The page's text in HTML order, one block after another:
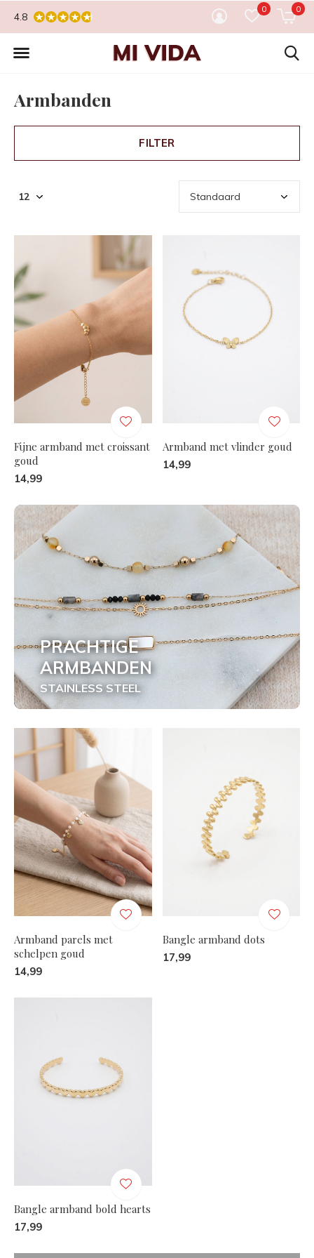
0 0
4.8
Armbanden
FILTER
Fijne armband met croissant
goud
14,99
Armband met vlinder goud
14,99
PRACHTIGE
ARMBANDEN
STAINLESS STEEL
Armband parels met
schelpen goud
14,99
Bangle armband dots
17,99
Bangle armband bold hearts
17,99